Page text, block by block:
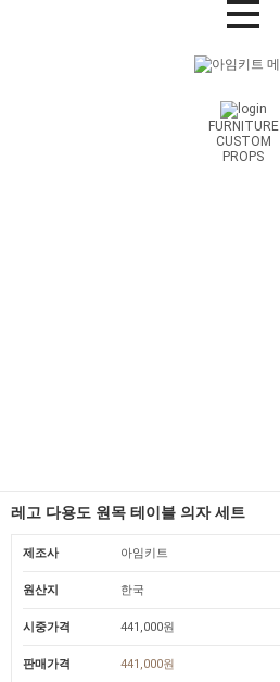
FURNITURE
CUSTOM
PROPS
레고 다용도 원목 테이블 의자 세트
제조사 아임키트
원산지 한국
시중가격 441,000원
판매가격 441,000원